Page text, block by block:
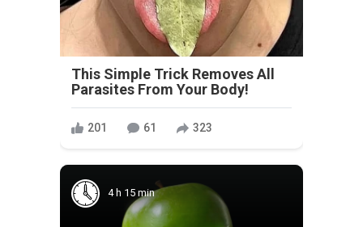
This Simple Trick Removes All
Parasites From Your Body!
201 61 323
4 h 15 min